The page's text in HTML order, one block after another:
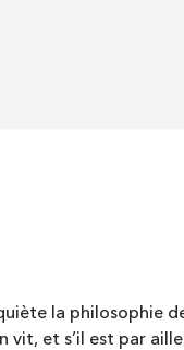
la
et s’il est par